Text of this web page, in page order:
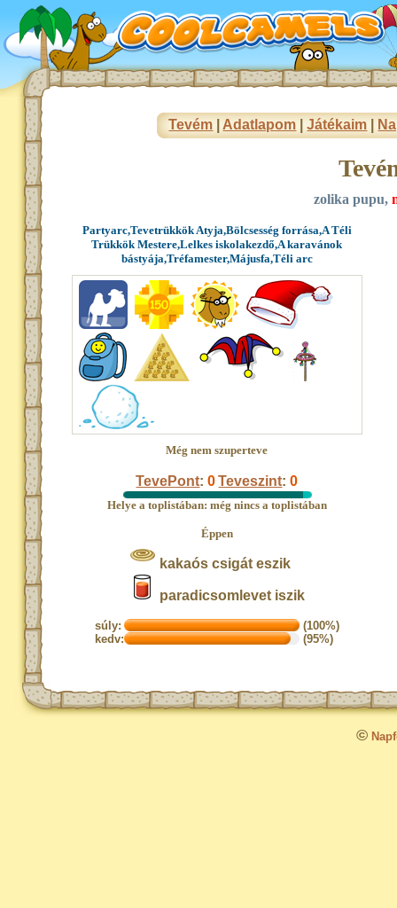
Tevém Adatlapom |Játékaim
zolika pupu,
Partyarc,Tevetrükkök Atyja,Bölcsesség forrása,A Téli
Trükkök Mestere,Lelkes iskolakezdő,A karavánok
bástyája,Tréfamester,Májusfa,Téli arc
Még nem szuperteve
TevePont:0 Teveszint:0
Helye a toplistában: még nincs a toplistában
Éppen
kakaós csigát eszik
paradicsomlevet iszik
súly:
(100%)
kedv:
(95%)
©